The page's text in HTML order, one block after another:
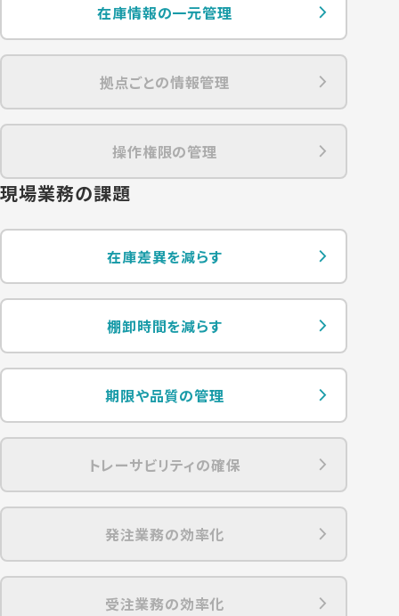
在庫情報の一元管理
拠点ごとの情報管理
操作権限の管理
現場業務の課題
在庫差異を減らす
棚卸時間を減らす
期限や品質の管理
トレーサビリティの確保
発注業務の効率化
受注業務の効率化